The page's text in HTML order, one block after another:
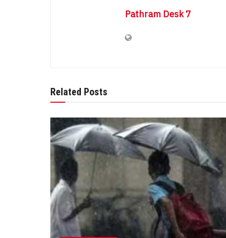
Pathram Desk 7
Related Posts